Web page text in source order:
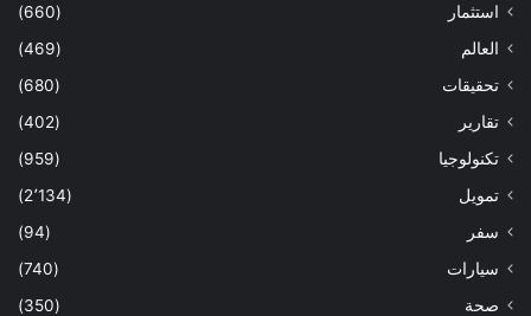
استثمار
(660)
العالم
(469)
تحقيقات
(680)
تقارير
(402)
تكنولوجيا
(959)
تمويل
(2٬134)
سفر
(94)
سيارات
(740)
صحة
(350)